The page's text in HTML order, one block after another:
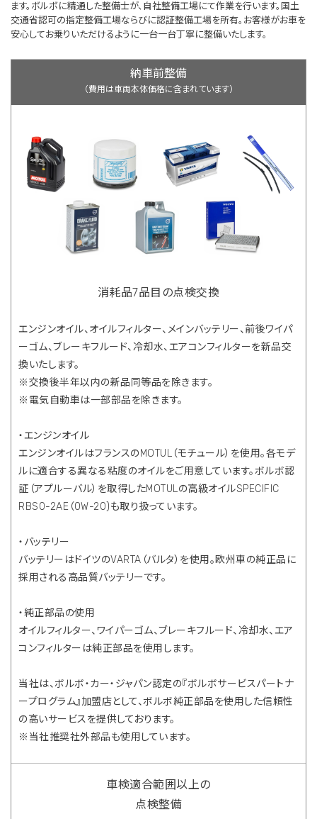
ます。ボルボに精通した整備士が、自社整備工場にて作業を行います。国土
交通省認可の指定整備工場ならびに認証整備工場を所有。お客様がお車を
安心してお乗りいただけるように一台一台丁寧に整備いたします。
納車前整備
（費用は車両本体価格に含まれています）
消耗品7品目の点検交換
エンジンオイル、オイルフィルター、メインバッテリー、前後ワイパ
ーゴム、ブレーキフルード、冷却水、エアコンフィルターを新品交
換いたします。
※交換後半年以内の新品同等品を除きます。
※電気自動車は一部部品を除きます。
・エンジンオイル
エンジンオイルはフランスのMOTUL（モチュール）を使用。各モデ
ルに適合する異なる粘度のオイルをご用意しています。ボルボ認
証（アプルーバル）を取得したMOTULの高級オイルSPECIFIC
RBS0-2AE（0W-20)も取り扱っています。
・バッテリー
バッテリーはドイツのVARTA（バルタ）を使用。欧州車の純正品に
採用される高品質バッテリーです。
・純正部品の使用
オイルフィルター、ワイパーゴム、ブレーキフルード、冷却水、エア
コンフィルターは純正部品を使用します。
当社は、ボルボ・カー・ジャパン認定の『ボルボサービスパートナ
ープログラム』加盟店として、ボルボ純正部品を使用した信頼性
の高いサービスを提供しております。
※当社推奨社外部品も使用しています。
車検適合範囲以上の
点検整備